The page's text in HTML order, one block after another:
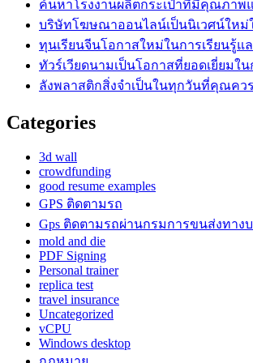
ค้นหาโรงงานผลิตกระเป๋าที่มีคุณภาพ
บริษัทโฆษณาออนไลน์เป็นนิเวศน์ใหม่
ทุนเรียนจีนโอกาสใหม่ในการเรียนรู้แ
ทัวร์เวียดนามเป็นโอกาสที่ยอดเยี่ยมใน
ลังพลาสติกสิ่งจำเป็นในทุกวันที่คุณคว
Categories
3d wall
crowdfunding
good resume examples
GPS ติดตามรถ
Gps ติดตามรถผ่านกรมการขนส่งทาง
mold and die
PDF Signing
Personal trainer
replica test
travel insurance
Uncategorized
vCPU
Windows desktop